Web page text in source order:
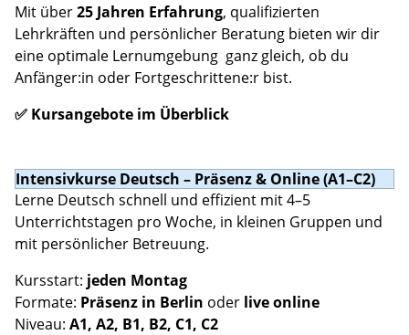
Mit über25 Jahren Erfahrung, qualifizierten
Lehrkräften und persönlicher Beratung bieten wir dir
eine optimale Lernumgebung ganz gleich, ob du
Anfänger:in oder Fortgeschrittene:r bist.
✅ Kursangebote im Überblick
Intensivkurse Deutsch – Präsenz & Online (A1–C2)
Lerne Deutsch schnell und effizient mit 4–5
Unterrichtstagen pro Woche, in kleinen Gruppen und
mit persönlicher Betreuung.
Kursstart: jeden Montag
Formate: Präsenz in Berlin oder live online
Niveau: A1, A2, B1, B2, C1, C2